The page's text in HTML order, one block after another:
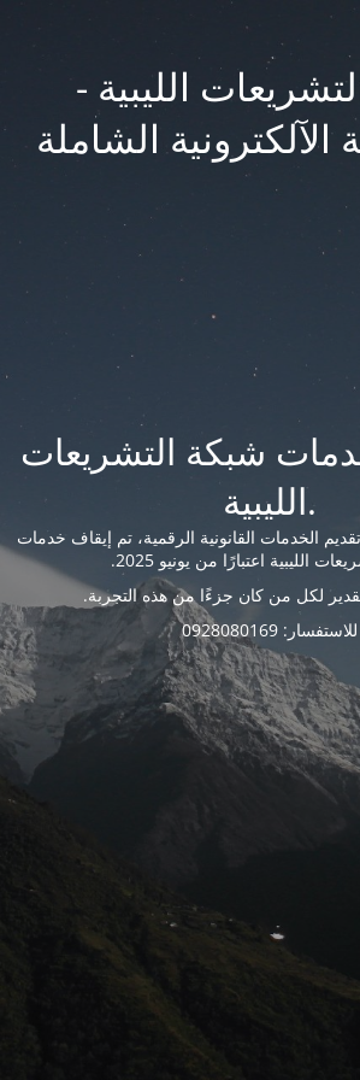
الليبية -
الشاملة
شبكة التشريعات
الليبية.
الخدمات القانونية الرقمية، تم إيقاف خدمات
الليبية اعتبارًا من يونيو 2025.
لكل من كان جزءًا من هذه التجربة.
للاستفسار: 0928080169